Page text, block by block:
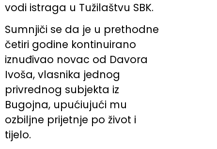
vodi istraga u Tužilaštvu SBK.
Sumnjiči se da je u prethodne
četiri godine kontinuirano
iznuđivao novac od Davora
Ivoša, vlasnika jednog
privrednog subjekta iz
Bugojna, upućiujući mu
ozbiljne prijetnje po život i
tijelo.